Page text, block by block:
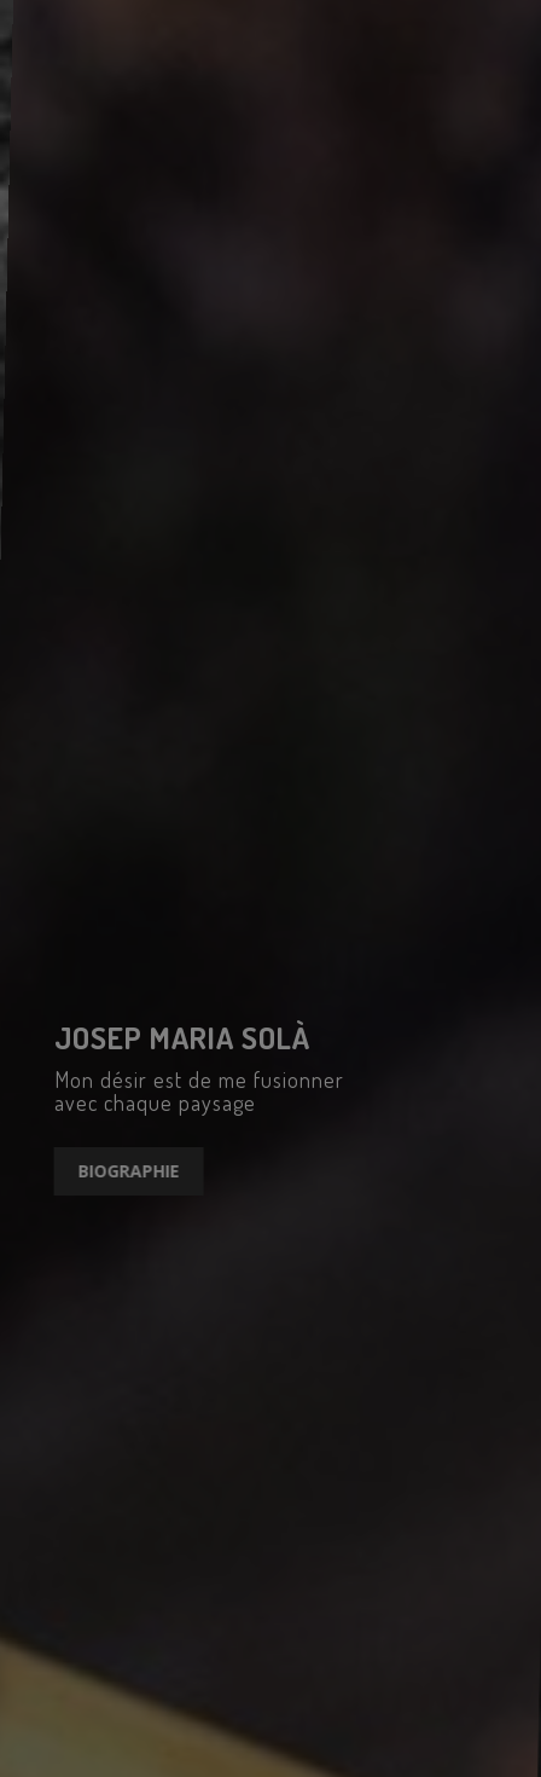
JOSEP MARIA SOLÀ
Mon désir est de me fusionner
avec chaque paysage
BIOGRAPHIE